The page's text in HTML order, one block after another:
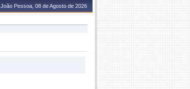
João Pessoa, 08 de Agosto de 2026